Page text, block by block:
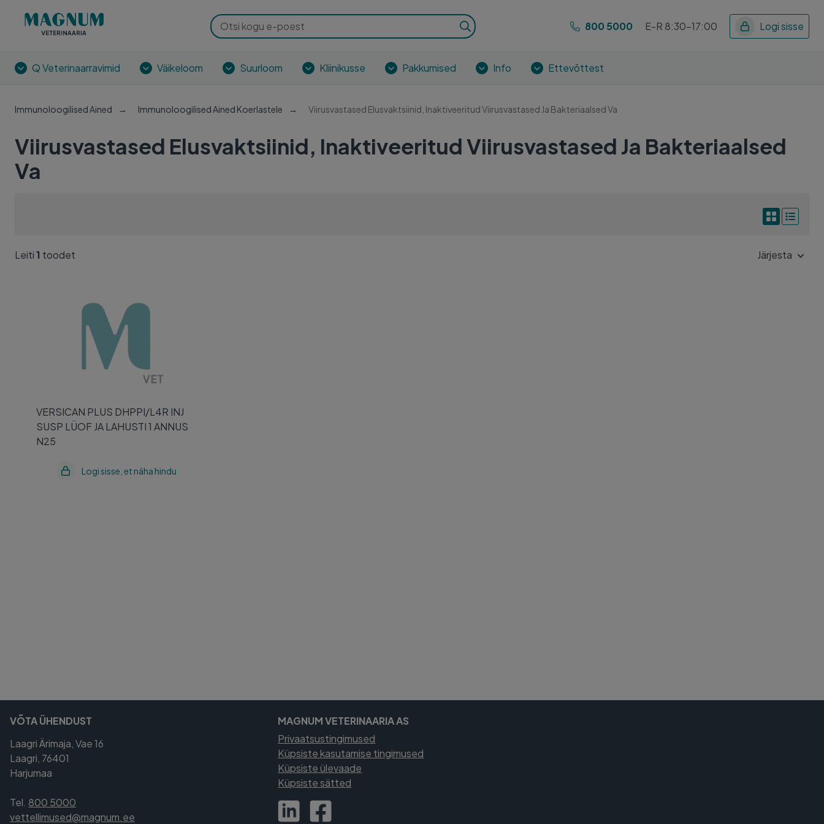
800 5000 E-R 8:30-17:00 Logi sisse
Q Veterinaarravimid Väikeloom Suurloom Kliinikusse Pakkumised Info Ettevõttest
Immunoloogilised Ained Immunoloogilised Ained Koerlastele Viirusvastased Elusvaktsiinid, Inaktiveeritud Viirusvastased Ja Bakteriaalsed Va
Viirusvastased Elusvaktsiinid, Inaktiveeritud Viirusvastased Ja Bakteriaalsed
Va
Leiti1 toodet Järjesta
VERSICAN PLUS DHPPI/L4R INJ
SUSP LÜOF JA LAHUSTI 1 ANNUS
N25
Logi sisse, et näha hindu
VÕTA ÜHENDUST
Laagri Ärimaja, Vae 16
Laagri, 76401
Harjumaa
Tel. 800 5000
vettellimused@magnum.ee
MAGNUM VETERINAARIA AS
Privaatsustingimused
Küpsiste kasutamise tingimused
Küpsiste ülevaade
Küpsiste sätted